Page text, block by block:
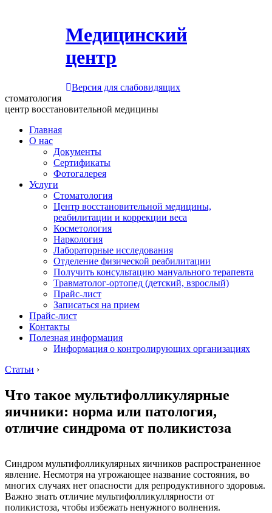
Медицинский
центр
Версия для слабовидящих
стоматология
центр восстановительной медицины
Главная
О нас
Документы
Сертификаты
Фотогалерея
Услуги
Стоматология
Центр восстановительной медицины,
реабилитации и коррекции веса
Косметология
Наркология
Лабораторные исследования
Отделение физической реабилитации
Получить консультацию мануального терапевта
Травматолог-ортопед (детский, взрослый)
Прайс-лист
Записаться на прием
Прайс-лист
Контакты
Полезная информация
Информация о контролирующих организациях
Статьи ›
Что такое мультифолликулярные
яичники: норма или патология,
отличие синдрома от поликистоза
Синдром мультифолликулярных яичников распространенное
явление. Несмотря на угрожающее название состояния, во
многих случаях нет опасности для репродуктивного здоровья.
Важно знать отличие мультифолликуллярности от
поликистоза, чтобы избежать ненужного волнения.